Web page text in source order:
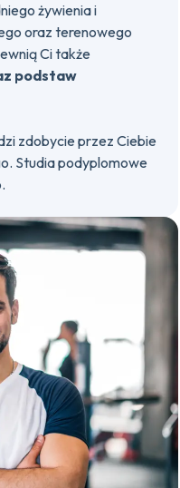
żywienia i
oraz terenowego
Ci także
podstaw
zdobycie przez Ciebie
Studia podyplomowe